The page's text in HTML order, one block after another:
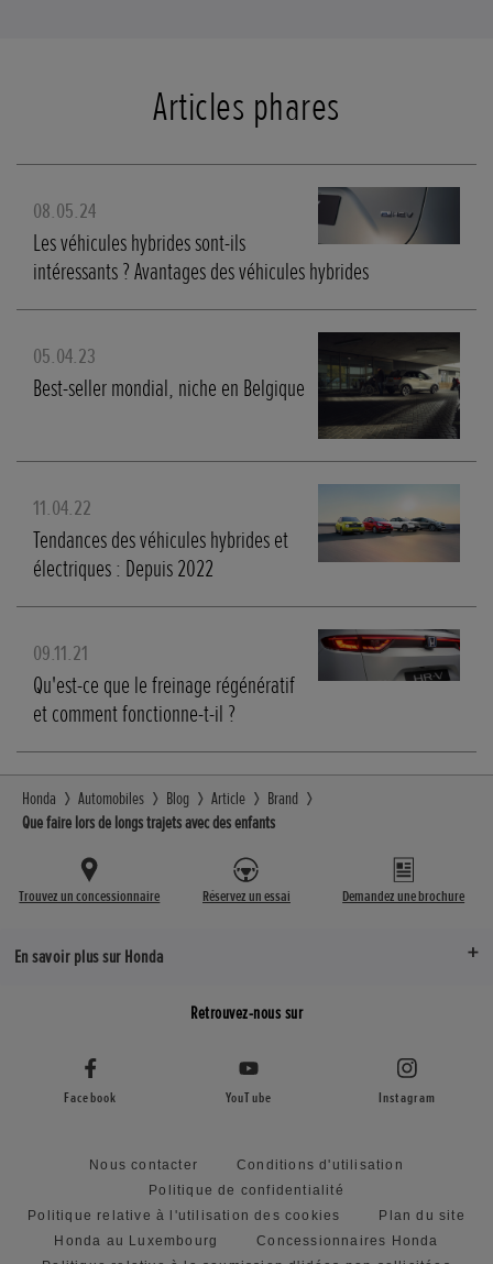
Articles phares
08.05.24
Les véhicules hybrides sont-ils
intéressants ? Avantages des véhicules hybrides
05.04.23
Best-seller mondial, niche en Belgique
11.04.22
Tendances des véhicules hybrides et
électriques : Depuis 2022
09.11.21
Qu'est-ce que le freinage régénératif
et comment fonctionne-t-il ?
Honda Automobiles Blog Article
Brand
Que faire lors de longs trajets avec des enfants
Trouvez un concessionnaire Réservez un essai Demandez une brochure
En savoir plus sur Honda
Retrouvez-nous sur
Facebook YouTube Instagram
Nous contacter
Conditions d'utilisation
Politique de confidentialité
Politique relative à l'utilisation des cookies
Plan du site
Honda au Luxembourg
Concessionnaires Honda